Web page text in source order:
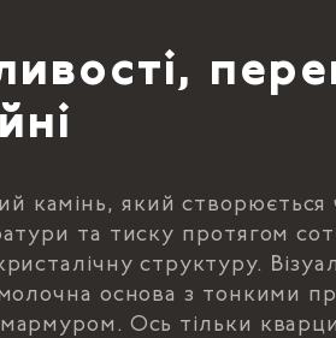
камінь, який створюється
та тиску протягом
структуру.
основа з тонкими
Ось тільки